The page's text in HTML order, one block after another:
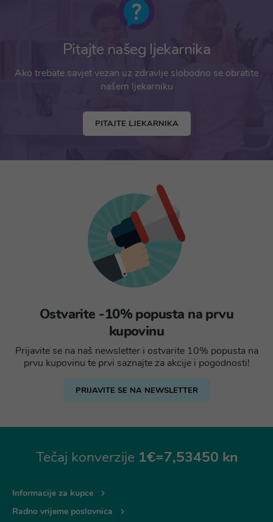
Pitajte našeg ljekarnika
Ako trebate savjet vezan uz zdravlje slobodno se obratite
našem ljekarniku
PITAJTE LJEKARNIKA
Ostvarite -10% popusta na prvu
kupovinu
Prijavite se na naš newsletter i ostvarite 10% popusta na
prvu kupovinu te prvi saznajte za akcije i pogodnosti!
PRIJAVITE SE NA NEWSLETTER
Tečaj konverzije 1€=7,53450 kn
Informacije za kupce
Radno vrijeme poslovnica